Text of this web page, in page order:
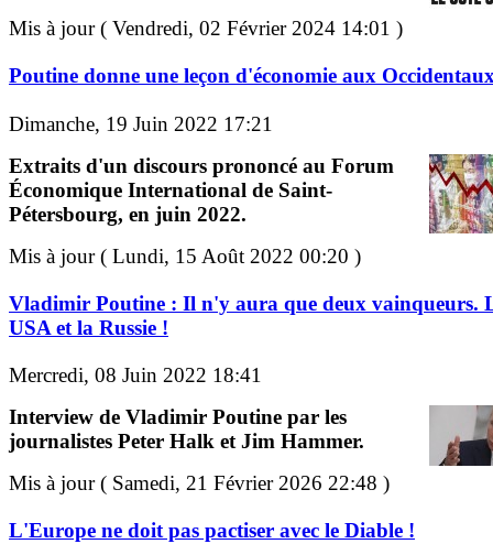
Mis à jour ( Vendredi, 02 Février 2024 14:01 )
Poutine donne une leçon d'économie aux
Dimanche, 19 Juin 2022 17:21
Extraits d'un discours prononcé au Forum
Économique International de Saint-
Pétersbourg, en juin 2022.
Mis à jour ( Lundi, 15 Août 2022 00:20 )
Vladimir Poutine : Il n'y aura que deux vainqueurs.
USA et la Russie !
Mercredi, 08 Juin 2022 18:41
Interview de Vladimir Poutine par les
journalistes Peter Halk et Jim Hammer.
Mis à jour ( Samedi, 21 Février 2026 22:48 )
L'Europe ne doit pas pactiser avec le Diable !